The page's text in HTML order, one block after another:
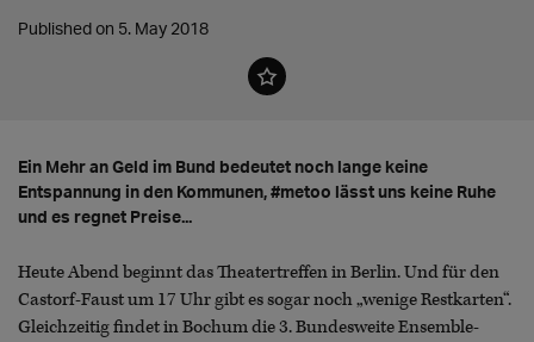
Published on 5. May 2018
Ein Mehr an Geld im Bund bedeutet noch lange keine
Entspannung in den Kommunen, #metoo lässt uns keine Ruhe
und es regnet Preise...
Heute Abend beginnt das Theatertreffen in Berlin. Und für den
Castorf-Faust um 17 Uhr gibt es sogar noch „wenige Restkarten“.
Gleichzeitig findet in Bochum die 3. Bundesweite Ensemble-